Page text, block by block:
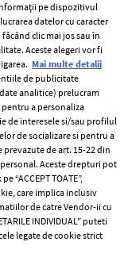
si conditii
cookies
pe dispozitivul
datelor cu caracter
clic mai jos sau în
Aceste alegeri vor fi
Mai multe detalii
de publicitate
analitice) prelucram
a personaliza
de interesele si/sau profilul
de socializare si pentru a
de art. 15-22 din
Aceste drepturi pot
“ACCEPT TOATE”,
care implica inclusiv
de catre Vendor-ii cu
INDIVIDUAL” puteti
legate de cookie strict